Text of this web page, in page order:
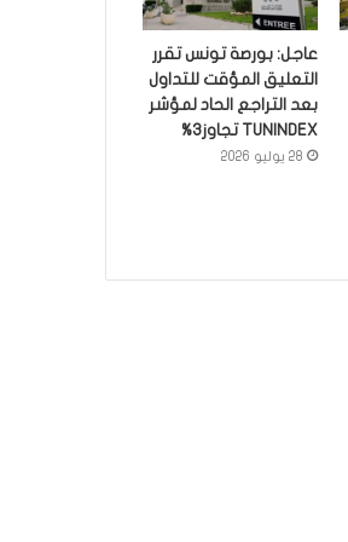
عاجل: بورصة تونس تقرر
التعليق المؤقت للتداول
بعد التراجع الحاد لمؤشر
TUNINDEX تجاوز3%
28 يوليو 2026